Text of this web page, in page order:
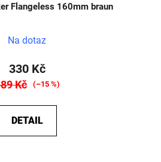
Flangeless 160mm braun
Na dotaz
330 Kč
Kč (–15 %)
DETAIL